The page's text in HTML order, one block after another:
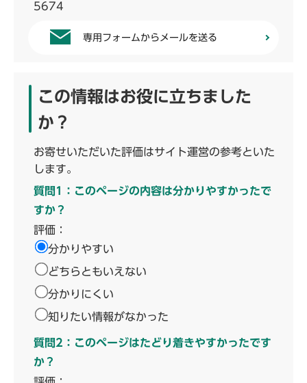
5674
専用フォームからメールを送る
この情報はお役に立ちました
か？
お寄せいただいた評価はサイト運営の参考といた
します。
質問1：このページの内容は分かりやすかったで
すか？
評価：
分かりやすい
どちらともいえない
分かりにくい
知りたい情報がなかった
質問2：このページはたどり着きやすかったです
か？